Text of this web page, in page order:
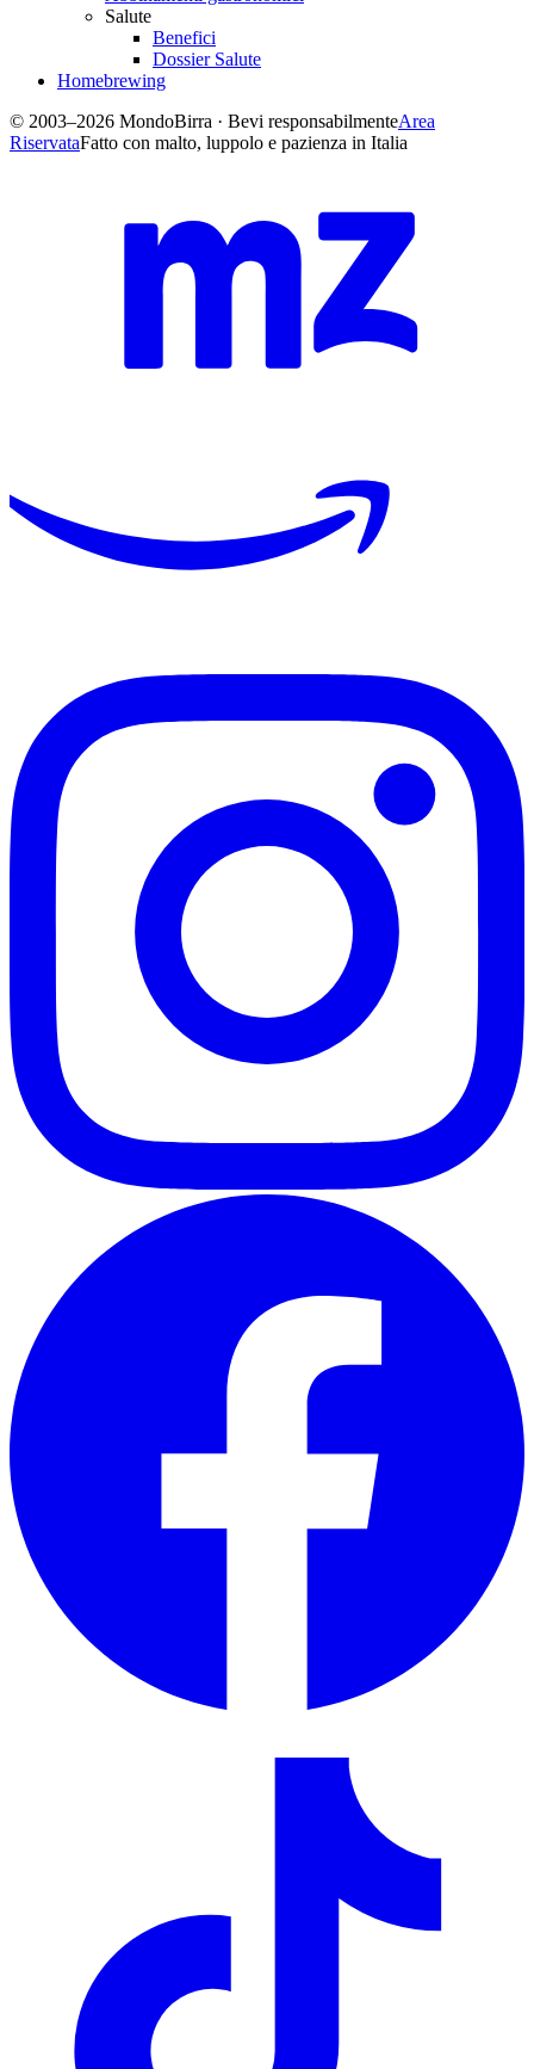
Salute
Benefici
Dossier Salute
Homebrewing
© 2003–2026 MondoBirra · Bevi responsabilmenteArea
RiservataFatto con malto, luppolo e pazienza in Italia